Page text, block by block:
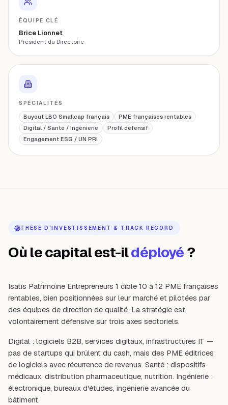
ÉQUIPE CLÉ
Brice Lionnet
Président du Directoire
SPÉCIALITÉS
Buyout LBO Smallcap français
PME françaises rentables
Digital / Santé / Ingénierie
Profil défensif
Engagement ESG / UN PRI
THÈSE D'INVESTISSEMENT & TRACK RECORD
Où le capital est-ildéployé?
Isatis Patrimoine Entrepreneurs 1 cible 10 à 12 PME françaises
rentables, bien positionnées sur leur marché et pilotées par
des équipes de direction de qualité. La stratégie est
volontairement défensive sur trois axes sectoriels.
Digital : logiciels B2B, services digitaux, infrastructures IT —
pas de startups qui brûlent du cash, mais des PME éditrices
de logiciels avec récurrence de revenus. Santé : dispositifs
médicaux, distribution pharmaceutique, nutrition. Ingénierie :
électronique, bureaux d'études, ingénierie avancée du
bâtiment.